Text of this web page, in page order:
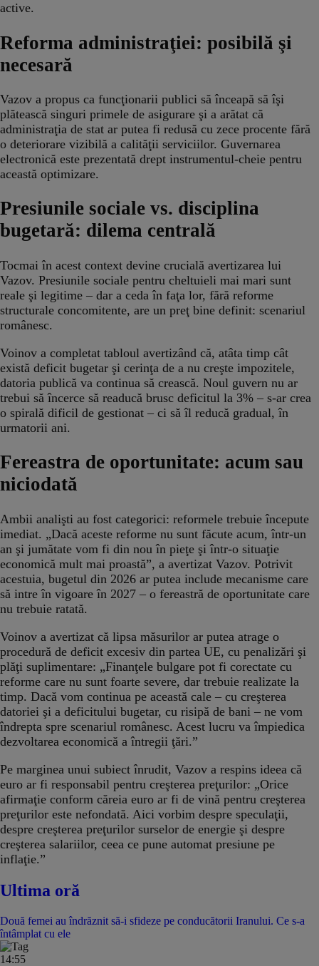
active.
Reforma administraţiei: posibilă şi
necesară
Vazov a propus ca funcţionarii publici să înceapă să îşi
plătească singuri primele de asigurare şi a arătat că
administraţia de stat ar putea fi redusă cu zece procente fără
o deteriorare vizibilă a calităţii serviciilor. Guvernarea
electronică este prezentată drept instrumentul-cheie pentru
această optimizare.
Presiunile sociale vs. disciplina
bugetară: dilema centrală
Tocmai în acest context devine crucială avertizarea lui
Vazov. Presiunile sociale pentru cheltuieli mai mari sunt
reale şi legitime – dar a ceda în faţa lor, fără reforme
structurale concomitente, are un preţ bine definit: scenariul
românesc.
Voinov a completat tabloul avertizând că, atâta timp cât
există deficit bugetar şi cerinţa de a nu creşte impozitele,
datoria publică va continua să crească. Noul guvern nu ar
trebui să încerce să readucă brusc deficitul la 3% – s-ar crea
o spirală dificil de gestionat – ci să îl reducă gradual, în
urmatorii ani.
Fereastra de oportunitate: acum sau
niciodată
Ambii analişti au fost categorici: reformele trebuie începute
imediat. „Dacă aceste reforme nu sunt făcute acum, într-un
an şi jumătate vom fi din nou în pieţe şi într-o situaţie
economică mult mai proastă”, a avertizat Vazov. Potrivit
acestuia, bugetul din 2026 ar putea include mecanisme care
să intre în vigoare în 2027 – o fereastră de oportunitate care
nu trebuie ratată.
Voinov a avertizat că lipsa măsurilor ar putea atrage o
procedură de deficit excesiv din partea UE, cu penalizări şi
plăţi suplimentare: „Finanţele bulgare pot fi corectate cu
reforme care nu sunt foarte severe, dar trebuie realizate la
timp. Dacă vom continua pe această cale – cu creşterea
datoriei şi a deficitului bugetar, cu risipă de bani – ne vom
îndrepta spre scenariul românesc. Acest lucru va împiedica
dezvoltarea economică a întregii ţări.”
Pe marginea unui subiect înrudit, Vazov a respins ideea că
euro ar fi responsabil pentru creşterea preţurilor: „Orice
afirmaţie conform căreia euro ar fi de vină pentru creşterea
preţurilor este nefondată. Aici vorbim despre speculaţii,
despre creşterea preţurilor surselor de energie şi despre
creşterea salariilor, ceea ce pune automat presiune pe
inflaţie.”
Ultima oră
Două femei au îndrăznit să-i sfideze pe conducătorii Iranului. Ce s-a
întâmplat cu ele
14:55